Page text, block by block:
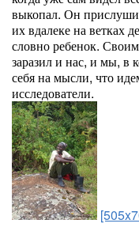
выкопал. Он
их вдалеке на ветках
словно ребенок.
заразил и нас, и мы, в
себя на мысли, что
исследователи.